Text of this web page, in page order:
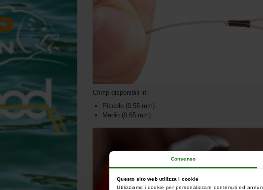
Consenso
Questo sito web utilizza i cookie
Utilizziamo i cookie per personalizzare contenuti ed
Crimp disponibili in:
Piccolo (0,55 mm)
Medio (0,65 mm)